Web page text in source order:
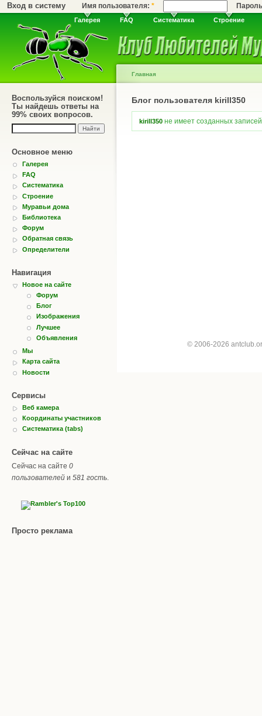
Вход в систему Имя пользователя:*
Галерея FAQ Систематика Строение
Воспользуйся поиском!
Ты найдешь ответы на
99% своих вопросов.
Основное меню
Галерея
FAQ
Систематика
Строение
Муравьи дома
Библиотека
Форум
Обратная связь
Определители
Навигация
Новое на сайте
Форум
Блог
Изображения
Лучшее
Объявления
Мы
Карта сайта
Новости
Сервисы
Веб камера
Координаты участников
Систематика (tabs)
Сейчас на сайте
Сейчас на сайте 0
пользователей и 581 гость
Просто реклама
Главная
Блог пользователя kirill350
kirill350 не имеет созданных записей
© 2006-2026